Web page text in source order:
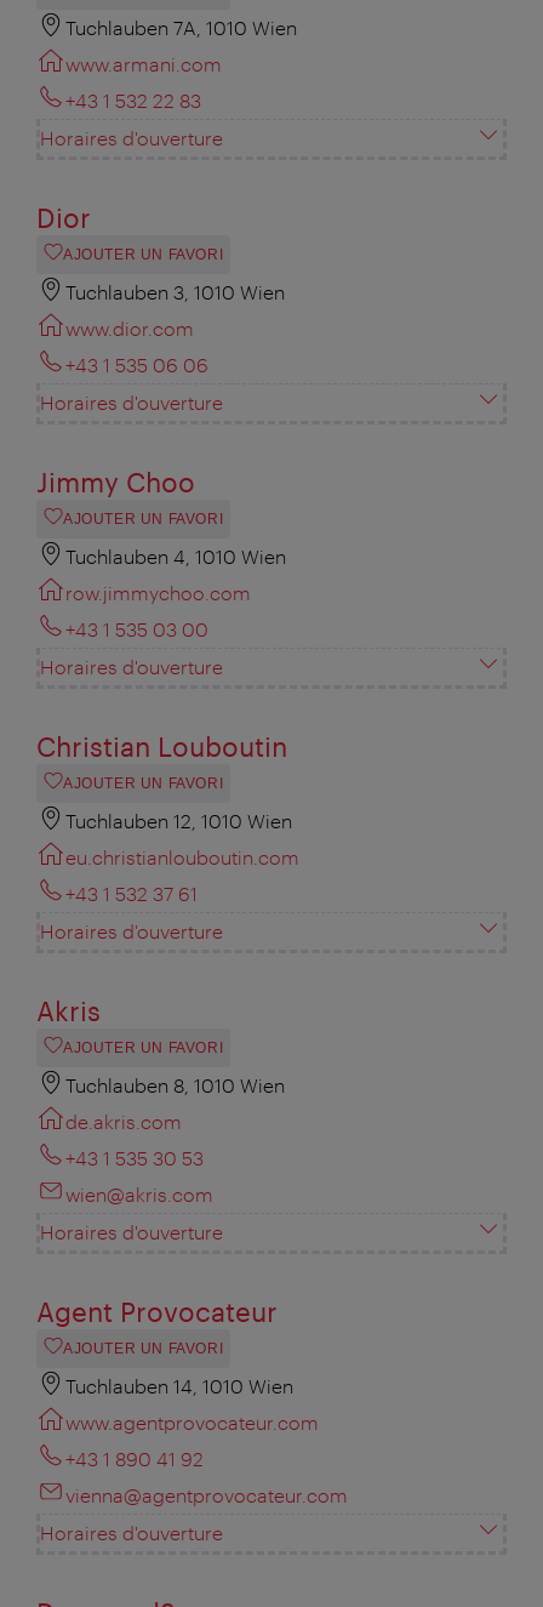
Tuchlauben 7A, 1010 Wien
www.armani.com
+43 1 532 22 83
Horaires d'ouverture
Dior
AJOUTER UN FAVORI
Tuchlauben 3, 1010 Wien
www.dior.com
+43 1 535 06 06
Horaires d'ouverture
Jimmy Choo
AJOUTER UN FAVORI
Tuchlauben 4, 1010 Wien
row.jimmychoo.com
+43 1 535 03 00
Horaires d'ouverture
Christian Louboutin
AJOUTER UN FAVORI
Tuchlauben 12, 1010 Wien
eu.christianlouboutin.com
+43 1 532 37 61
Horaires d'ouverture
Akris
AJOUTER UN FAVORI
Tuchlauben 8, 1010 Wien
de.akris.com
+43 1 535 30 53
wien@akris.com
Horaires d'ouverture
Agent Provocateur
AJOUTER UN FAVORI
Tuchlauben 14, 1010 Wien
www.agentprovocateur.com
+43 1 890 41 92
vienna@agentprovocateur.com
Horaires d'ouverture